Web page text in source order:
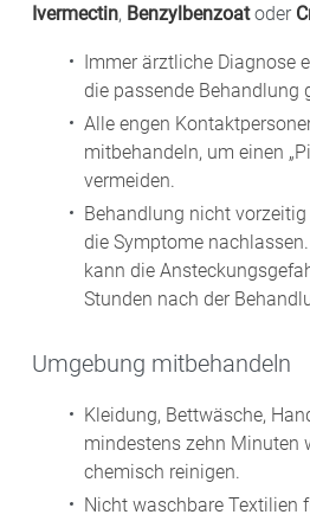
Ivermectin, Benzylbenzoatoder
Immer ärztliche Diagnose
die passende Behandlung
Alle engen
mitbehandeln, um einen
vermeiden.
Behandlung nicht
die Symptome
kann die
Stunden nach der
Umgebung mitbehandeln
Kleidung, Bettwäsche,
mindestens zehn Minuten
chemisch reinigen.
Nicht waschbare Textilien